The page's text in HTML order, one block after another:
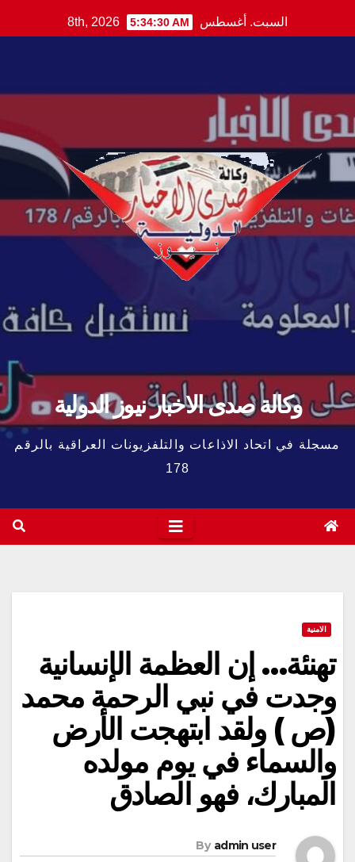
to
السبت. أغسطس 8th, 2026 5:34:31 AM
وكالة صدى الاخبار نيوز الدولية
مسجلة في اتحاد الاذاعات والتلفزيونات العراقية بالرقم
178
الامنية
تهنئة… إن العظمة الإنسانية
وجدت في نبي الرحمة محمد
(ص ) ولقد ابتهجت الأرض
والسماء في يوم مولده
المبارك، فهو الصادق
By admin user